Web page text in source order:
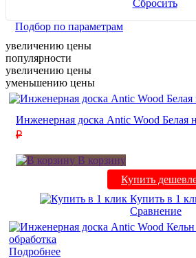
Сбросить
Подбор по параметрам
увеличению цены
популярности
увеличению цены
уменьшению цены
Инженерная доска Antic Wood Белая
₽
В корзину
Купить
Купить в 1
Сравнение
Подробнее